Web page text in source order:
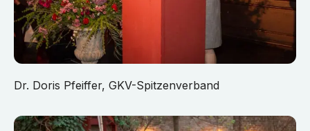
Dr. Doris Pfeiffer, GKV-Spitzenverband